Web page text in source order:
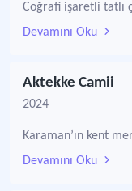
Coğrafi işaretli tatlı
Devamını Oku
Aktekke Camii
2024
Karaman’ın kent
Devamını Oku